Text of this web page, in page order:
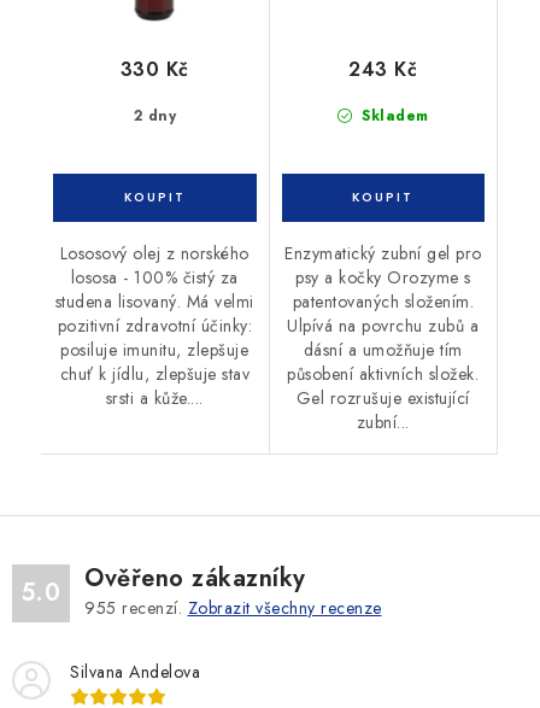
2 dny
330 Kč
Lososový olej z norského
lososa - 100% čistý za
studena lisovaný. Má velmi
pozitivní zdravotní účinky:
posiluje imunitu, zlepšuje
chuť k jídlu, zlepšuje stav
srsti a kůže....
Skladem
243 Kč
Enzymatický zubní gel pro
psy a kočky Orozyme s
patentovaných složením.
Ulpívá na povrchu zubů a
dásní a umožňuje tím
působení aktivních složek.
Gel rozrušuje existující
zubní...
5.0 Ověřeno zákazníky
955 recenzí. Zobrazit všechny recenze
Silvana Andelova